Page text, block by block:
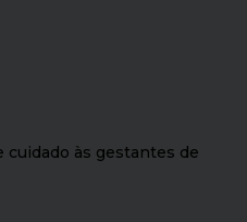
cuidado às gestantes de